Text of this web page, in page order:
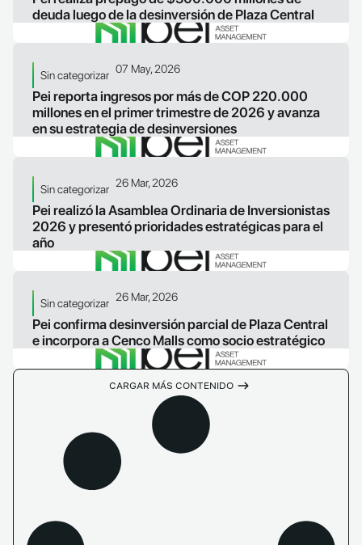
deuda luego de la desinversión de Plaza Central
LEER ARTICULO
Sin categorizar 07 May, 2026
Pei reporta ingresos por más de COP 220.000
millones en el primer trimestre de 2026 y avanza
en su estrategia de desinversiones
LEER ARTICULO
Sin categorizar 26 Mar, 2026
Pei realizó la Asamblea Ordinaria de Inversionistas
2026 y presentó prioridades estratégicas para el
año
LEER ARTICULO
Sin categorizar 26 Mar, 2026
Pei confirma desinversión parcial de Plaza Central
e incorpora a Cenco Malls como socio estratégico
LEER ARTICULO
CARGAR MÁS CONTENIDO